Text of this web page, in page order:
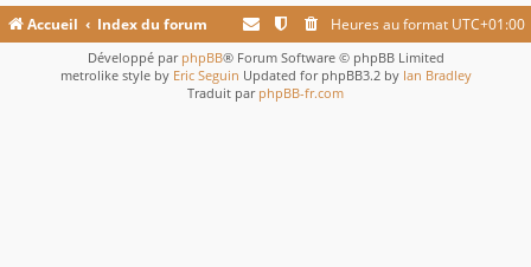
Accueil Index du forum Heures au format UTC+01:00
Développé par phpBB® Forum Software © phpBB Limited
metrolike style by Eric Seguin Updated for phpBB3.2 by Ian Bradley
Traduit par phpBB-fr.com